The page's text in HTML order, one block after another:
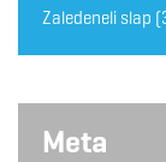
Zaledeneli slap
Meta